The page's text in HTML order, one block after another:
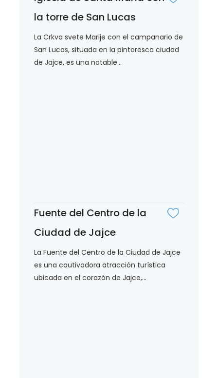
la torre de San Lucas
La Crkva svete Marije con el campanario de
San Lucas, situada en la pintoresca ciudad
de Jajce, es una notable...
Fuente del Centro de la
Ciudad de Jajce
La Fuente del Centro de la Ciudad de Jajce
es una cautivadora atracción turística
ubicada en el corazón de Jajce,...